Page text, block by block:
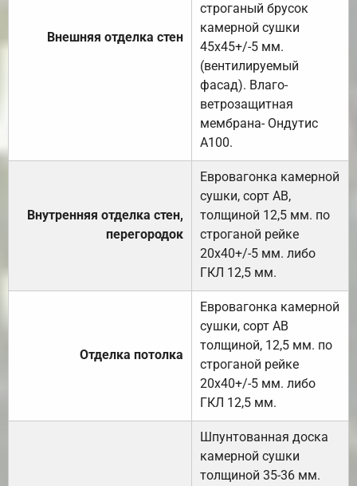
Внешняя отделка стен
строганый брусок
камерной сушки
45х45+/-5 мм.
(вентилируемый
фасад). Влаго-
ветрозащитная
мембрана- Ондутис
А100.
Внутренняя отделка стен,
перегородок
Евровагонка камерной
сушки, сорт АВ,
толщиной 12,5 мм. по
строганой рейке
20х40+/-5 мм. либо
ГКЛ 12,5 мм.
Отделка потолка
Евровагонка камерной
сушки, сорт АВ
толщиной, 12,5 мм. по
строганой рейке
20х40+/-5 мм. либо
ГКЛ 12,5 мм.
Шпунтованная доска
камерной сушки
толщиной 35-36 мм.